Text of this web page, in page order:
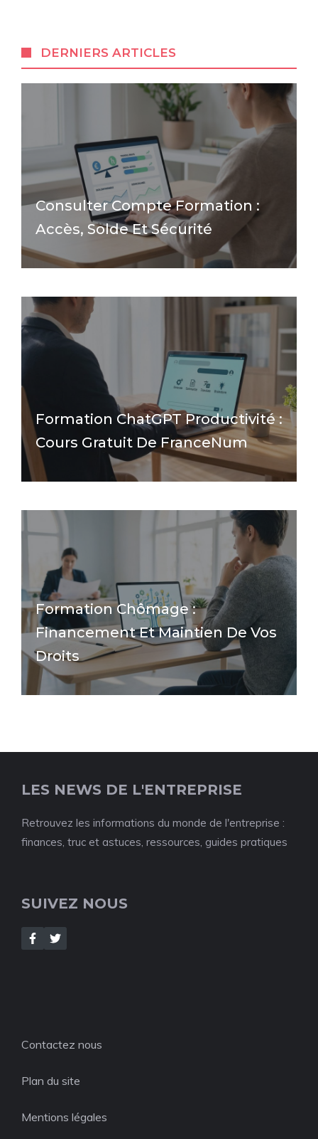
DERNIERS ARTICLES
Consulter Compte Formation :
Accès, Solde Et Sécurité
Formation ChatGPT Productivité :
Cours Gratuit De FranceNum
Formation Chômage :
Financement Et Maintien De Vos
Droits
LES NEWS DE L'ENTREPRISE
Retrouvez les informations du monde de l'entreprise :
finances, truc et astuces, ressources, guides pratiques
SUIVEZ NOUS
Contactez nous
Plan du site
Mentions légales